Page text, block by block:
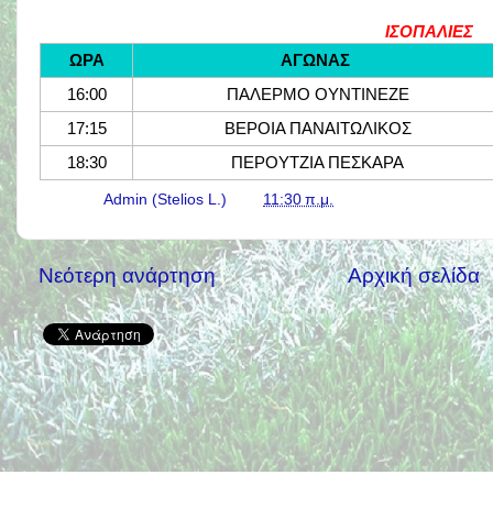
ΙΣΟΠΑΛΙΕΣ
ΩΡΑ
ΑΓΩΝΑΣ
16:00
ΠΑΛΕΡΜΟ ΟΥΝΤΙΝΕΖΕ
17:15
ΒΕΡΟΙΑ ΠΑΝΑΙΤΩΛΙΚΟΣ
18:30
ΠΕΡΟΥΤΖΙΑ ΠΕΣΚΑΡΑ
Admin (Stelios L.) 11:30 π.μ.
Νεότερη ανάρτηση Αρχική σελίδα